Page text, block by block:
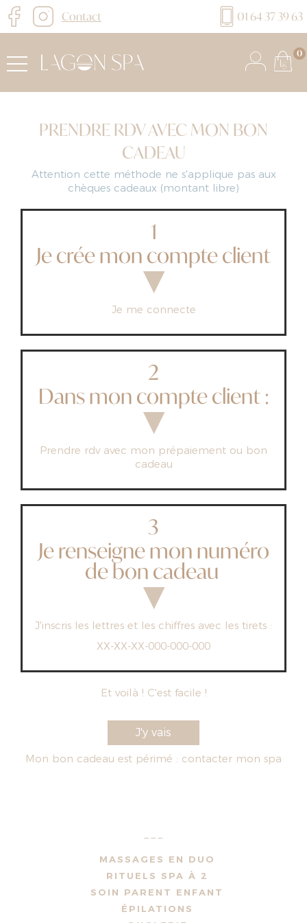
Contact 01 64 37 39 63
0
PRENDRE RDV AVEC MON BON
CADEAU
Attention cette méthode ne s'applique pas aux
chèques cadeaux (montant libre)
1
Je crée mon compte client
▼
Je me connecte
2
Dans mon compte client :
▼
Prendre rdv avec mon prépaiement ou bon
cadeau
3
Je renseigne mon numéro
de bon cadeau
▼
J'inscris les lettres et les chiffres avec les tirets :
XX-XX-XX-000-000-000
Et voilà ! C'est facile !
J'y vais
Mon bon cadeau est périmé : contacter mon spa
---
MASSAGES EN DUO
RITUELS SPA À 2
SOIN PARENT ENFANT
ÉPILATIONS